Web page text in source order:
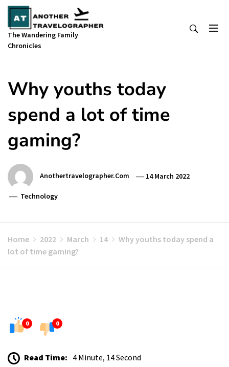
Skip
content
The Wandering Family
Chronicles
Why youths today
spend a lot of time
gaming?
Anothertravelographer.com 14 March 2022
Technology
Home 2022 March 14
Why youths today spend a
lot of time gaming?
0 0
Read Time: 4 Minute, 14 Second